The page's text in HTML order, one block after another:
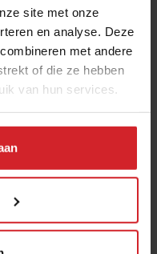
site met onze
en analyse. Deze
met andere
of die ze hebben
van hun services.
Verzend
van verscholen
Strip in Noord
6 min